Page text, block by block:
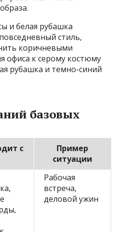
и белая рубашка
стиль,
коричневыми
офиса к серому костюму
рубашка и темно-синий
базовых
с
Пример
ситуации
Рабочая
встреча,
деловой ужин